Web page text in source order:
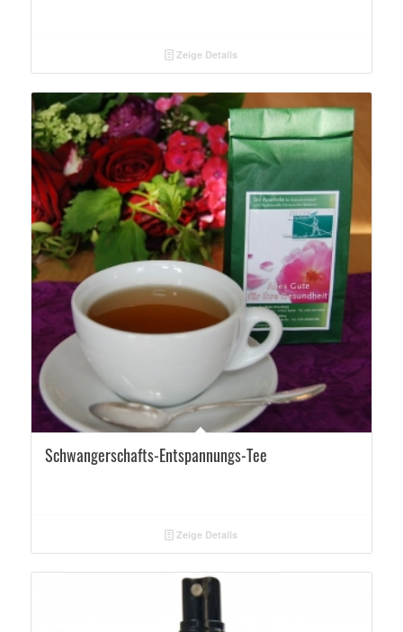
Zeige Details
Schwangerschafts-Entspannungs-Tee
Zeige Details